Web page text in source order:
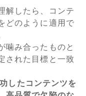
解したら、コンテ
どのように適用で
噛み合ったものと
された目標と一致
したコンテンツを